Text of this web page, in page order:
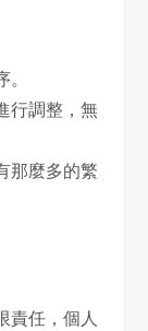
行調整，無
那麼多的繁
責任，個人